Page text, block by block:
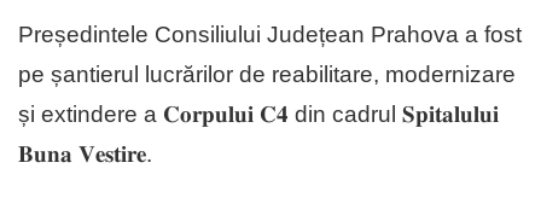
Președintele Consiliului Județean Prahova a fost
pe șantierul lucrărilor de reabilitare, modernizare
și extindere a 𝐂𝐨𝐫𝐩𝐮𝐥𝐮𝐢 𝐂𝟒 din cadrul 𝐒𝐩𝐢𝐭𝐚𝐥𝐮𝐥𝐮𝐢
𝐁𝐮𝐧𝐚 𝐕𝐞𝐬𝐭𝐢𝐫𝐞.